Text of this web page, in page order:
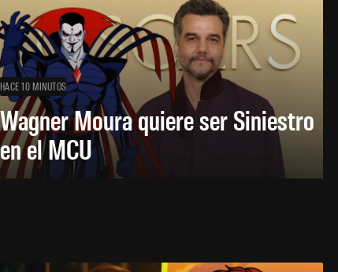
HACE 10 MINUTOS
Wagner Moura quiere ser Siniestro
en el MCU